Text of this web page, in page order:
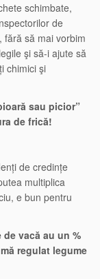
schimbate,
de
fără să mai vorbim
şi să-i ajute să
chimici şi
sau picior”
de frică!
de credințe
multiplica
e bun pentru
vacă au un %
regulat legume